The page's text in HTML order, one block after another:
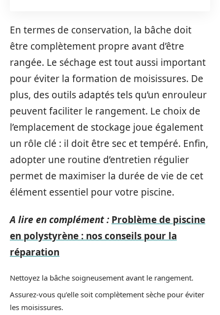
En termes de conservation, la bâche doit
être complètement propre avant d’être
rangée. Le séchage est tout aussi important
pour éviter la formation de moisissures. De
plus, des outils adaptés tels qu’un enrouleur
peuvent faciliter le rangement. Le choix de
l’emplacement de stockage joue également
un rôle clé : il doit être sec et tempéré. Enfin,
adopter une routine d’entretien régulier
permet de maximiser la durée de vie de cet
élément essentiel pour votre piscine.
A lire en complément : Problème de piscine
en polystyrène : nos conseils pour la
réparation
Nettoyez la bâche soigneusement avant le rangement.
Assurez-vous qu’elle soit complètement sèche pour éviter
les moisissures.